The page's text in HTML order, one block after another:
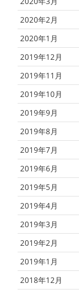
2020年2月
2020年1月
2019年12月
2019年11月
2019年10月
2019年9月
2019年8月
2019年7月
2019年6月
2019年5月
2019年4月
2019年3月
2019年2月
2019年1月
2018年12月